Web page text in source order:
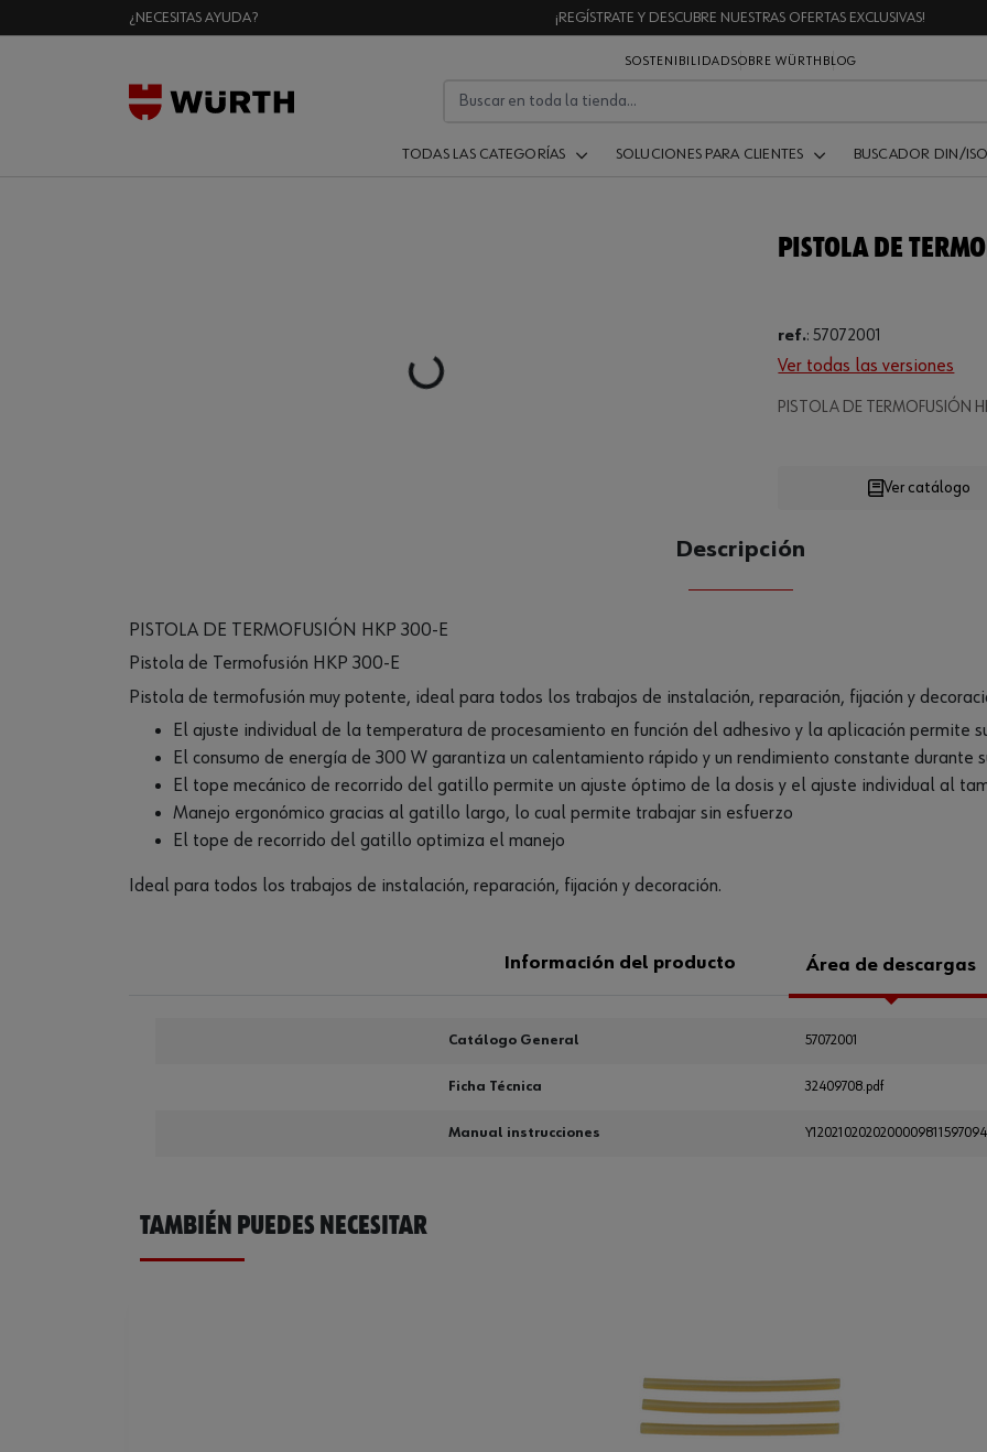
¿NECESITAS AYUDA? ¡REGÍSTRATE Y DESCUBRE NUESTRAS OFERTAS EXCLUSIVAS!
SOSTENIBILIDADSOBRE WÜRTH BLOG
TODAS LAS CATEGORÍAS SOLUCIONES PARA CLIENTES BUSCADOR DIN/ISO
Loading...
PISTOLA DE
ref.:57072001
Ver todas las versiones
PISTOLA DE TERMOFUSIÓN
Loading...
CANTIDAD
Ver catálogo
Descripción
PISTOLA DE TERMOFUSIÓN HKP 300-E
Pistola de Termofusión HKP 300-E
Pistola de termofusión muy potente, ideal para todos los trabajos de instalación, reparación, fijación y
El ajuste individual de la temperatura de procesamiento en función del adhesivo y la aplicación permite
El consumo de energía de 300 W garantiza un calentamiento rápido y un rendimiento constante durante
El tope mecánico de recorrido del gatillo permite un ajuste óptimo de la dosis y el ajuste individual al
Manejo ergonómico gracias al gatillo largo, lo cual permite trabajar sin esfuerzo
El tope de recorrido del gatillo optimiza el manejo
Ideal para todos los trabajos de instalación, reparación, fijación y decoración.
Información del producto Área de descargas
Catálogo General 57072001
Ficha Técnica 32409708.pdf
Manual instrucciones
TAMBIÉN PUEDES NECESITAR